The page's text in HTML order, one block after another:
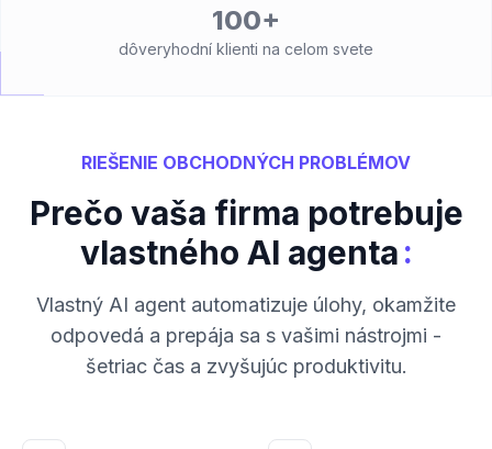
100+
dôveryhodní klienti na celom svete
RIEŠENIE OBCHODNÝCH PROBLÉMOV
Prečo vaša firma potrebuje
vlastného AI agenta:
Vlastný AI agent automatizuje úlohy, okamžite
odpovedá a prepája sa s vašimi nástrojmi -
šetriac čas a zvyšujúc produktivitu.